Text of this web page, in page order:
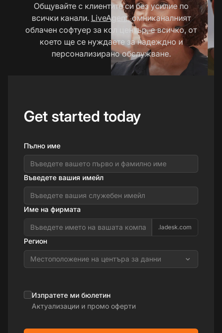
Общувайте с клиентите си без усилие по
всички канали. LiveAgent, омниканалният
облачен софтуер за кол център, е всичко, от
което ще се нуждаете за надеждно и
персонализирано обслужване.
Get started today
Пълно име
Въведете вашия имейл
Име на фирмата
.ladesk.com
Регион
Местоположение на центъра за данни
Изпратете ми бюлетин
Актуализации и промо оферти